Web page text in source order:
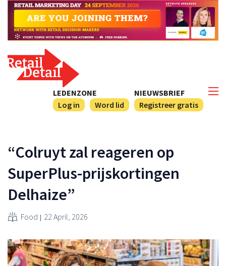
NIEUWSBRIEF
Registreer gratis
LEDENZONE
Log in
Word lid
“Colruyt zal reageren op
SuperPlus-prijskortingen
Delhaize”
Food 22 April, 2026